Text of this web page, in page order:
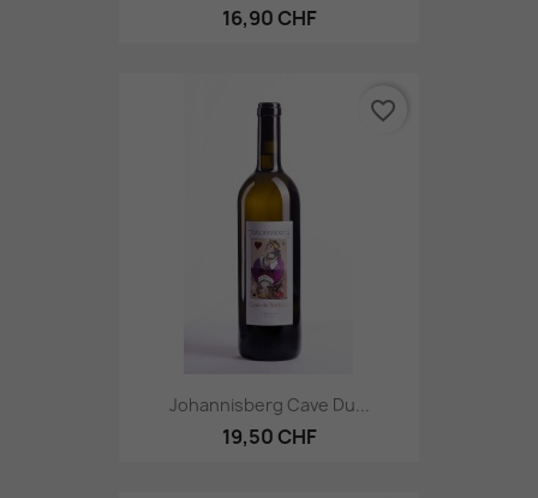
16,90 CHF
Johannisberg Cave Du...
19,50 CHF
favorite_border